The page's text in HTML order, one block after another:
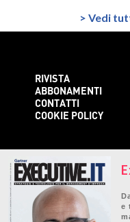
> Vedi
RIVISTA
ABBONAMENTI
CONTATTI
COOKIE POLICY
e